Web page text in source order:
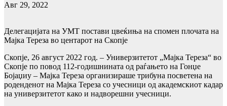
Авг 29, 2022
Делегацијата на УМТ постави цвеќиња на спомен плочата на
Мајка Тереза во центарот на Скопје
Скопје, 26 август 2022 год. – Универзитетот „Мајка Тереза“ во
Скопје по повод 112-годишнината од раѓањето на Гонџе
Бојаџиу – Мајка Тереза организираше трибуна посветена на
роденденот на Мајка Тереза со учесници од академскиот кадар
на универзитетот како и надворешни учесници.